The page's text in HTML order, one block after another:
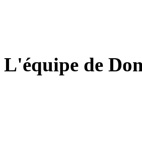
L'équipe de